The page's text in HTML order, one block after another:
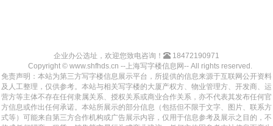
企业办公选址，欢迎您致电咨询！
18472190971
Copyright © www.shfhds.cn --上海写字楼信息网-- All rights reserved.
免责声明：本站为第三方写字楼信息展示平台，所提供的信息来源于互联网公开资料
及人工整理，仅供参考。本站与相关写字楼的大厦产权方、物业管理方、开发商、运
营方等主体不存在任何隶属关系、授权关系或商业合作关系，亦不代表其发布任何官
方信息或作出任何承诺。本站所展示的部分信息（包括但不限于文字、图片、联系方
式等）可能来自第三方合作机构或广告展示内容，仅用于信息参考及展示之目的，不